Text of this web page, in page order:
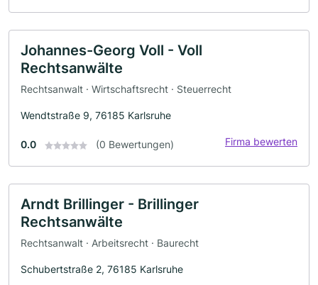
Johannes-Georg Voll - Voll
Rechtsanwälte
Rechtsanwalt · Wirtschaftsrecht · Steuerrecht
Wendtstraße 9, 76185 Karlsruhe
0.0 (0 Bewertungen) Firma bewerten
Arndt Brillinger - Brillinger
Rechtsanwälte
Rechtsanwalt · Arbeitsrecht · Baurecht
Schubertstraße 2, 76185 Karlsruhe